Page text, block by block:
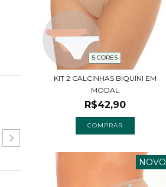
5 CORES
KIT 2 CALCINHAS BIQUÍNI EM
MODAL
R$42,90
COMPRAR
NOVO